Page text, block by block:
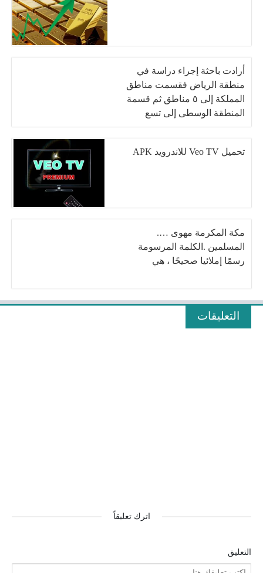
أرادت باحثة إجراء دراسة في
منطقة الرياض فقسمت مناطق
المملكة إلى ٥ مناطق ثم قسمة
المنطقة الوسطى إلى تسع
مكاتب تعليم وأخذت أحد المكاتب
وتناولت مدرسة واحدة كعينة
للدراسة
تحميل Veo TV للاندرويد APK
مكة المكرمة مهوى ….
المسلمين .الكلمة المرسومة
رسمًا إملائيا صحيحًا ، هي
التعليقات
اترك تعليقاً
التعليق